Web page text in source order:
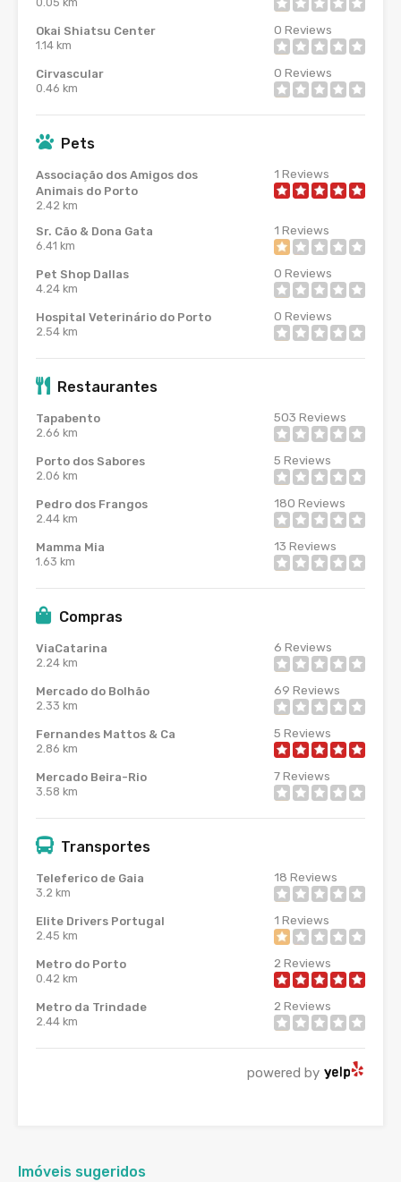
Okai Shiatsu Center
1.14 km
0 Reviews
Cirvascular
0.46 km
0 Reviews
Pets
Associação dos Amigos dos
Animais do Porto
2.42 km
1 Reviews
Sr. Cão & Dona Gata
6.41 km
1 Reviews
Pet Shop Dallas
4.24 km
0 Reviews
Hospital Veterinário do Porto
2.54 km
0 Reviews
Restaurantes
Tapabento
2.66 km
503 Reviews
Porto dos Sabores
2.06 km
5 Reviews
Pedro dos Frangos
2.44 km
180 Reviews
Mamma Mia
1.63 km
13 Reviews
Compras
ViaCatarina
2.24 km
6 Reviews
Mercado do Bolhão
2.33 km
69 Reviews
Fernandes Mattos & Ca
2.86 km
5 Reviews
Mercado Beira-Rio
3.58 km
7Reviews
Transportes
Teleferico de Gaia
3.2 km
18 Reviews
Elite Drivers Portugal
2.45 km
1 Reviews
Metro do Porto
0.42 km
2 Reviews
Metro da Trindade
2.44 km
2 Reviews
powered by
Imóveis sugeridos